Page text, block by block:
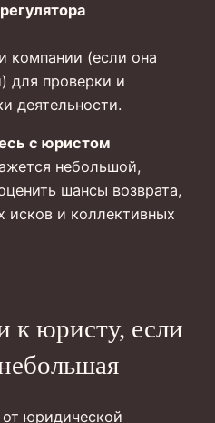
(если она
для проверки и
деятельности.
с юристом
небольшой,
шансы возврата,
исков и коллективных
к юристу, если
юридической